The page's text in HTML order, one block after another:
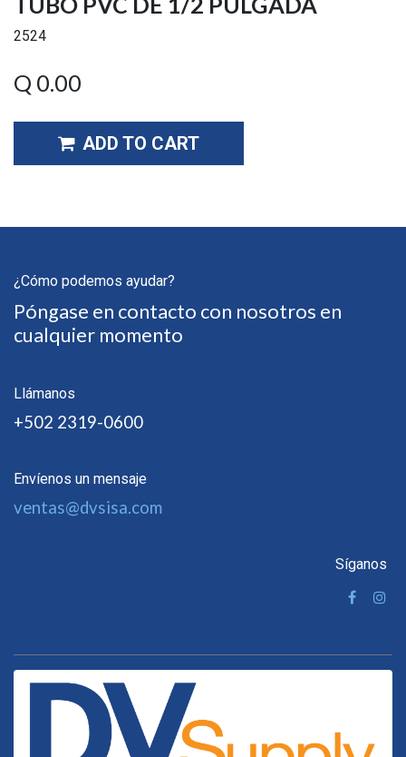
2524
Q 0.00
ADD TO CART
¿Cómo podemos ayudar?
Póngase en contacto con nosotros en
cualquier momento
Llámanos
+502 2319-0600
Envíenos un mensaje
ventas@dvsisa.com
Síganos